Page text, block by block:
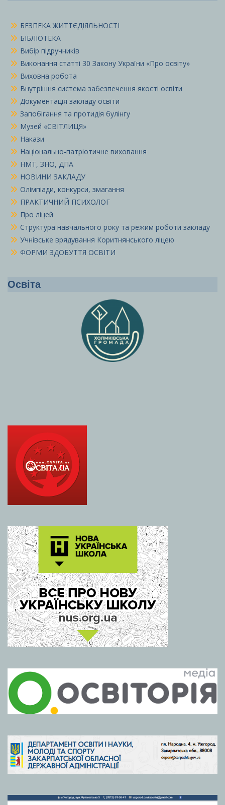
БЕЗПЕКА ЖИТТЄДІЯЛЬНОСТІ
БІБЛІОТЕКА
Вибір підручників
Виконання статті 30 Закону України «Про освіту»
Виховна робота
Внутрішня система забезпечення якості освіти
Документація закладу освіти
Запобігання та протидія булінгу
Музей «СВІТЛИЦЯ»
Накази
Національно-патріотичне виховання
НМТ, ЗНО, ДПА
НОВИНИ ЗАКЛАДУ
Олімпіади, конкурси, змагання
ПРАКТИЧНИЙ ПСИХОЛОГ
Про ліцей
Структура навчального року та режим роботи закладу
Учнівське врядування Коритнянського ліцею
ФОРМИ ЗДОБУТТЯ ОСВІТИ
Освіта